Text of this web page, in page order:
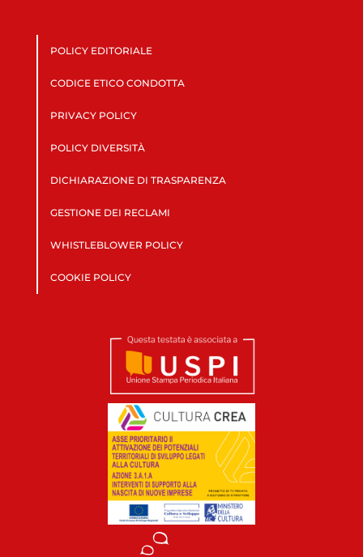
POLICY EDITORIALE
CODICE ETICO CONDOTTA
PRIVACY POLICY
POLICY DIVERSITÀ
DICHIARAZIONE DI TRASPARENZA
GESTIONE DEI RECLAMI
WHISTLEBLOWER POLICY
COOKIE POLICY